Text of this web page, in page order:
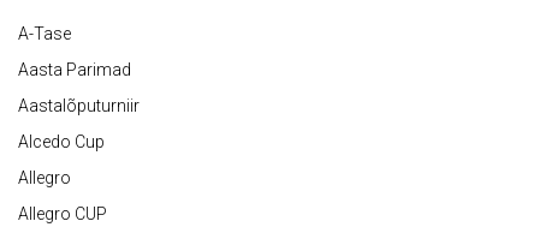
A-Tase
Aasta Parimad
Aastalõputurniir
Alcedo Cup
Allegro
Allegro CUP